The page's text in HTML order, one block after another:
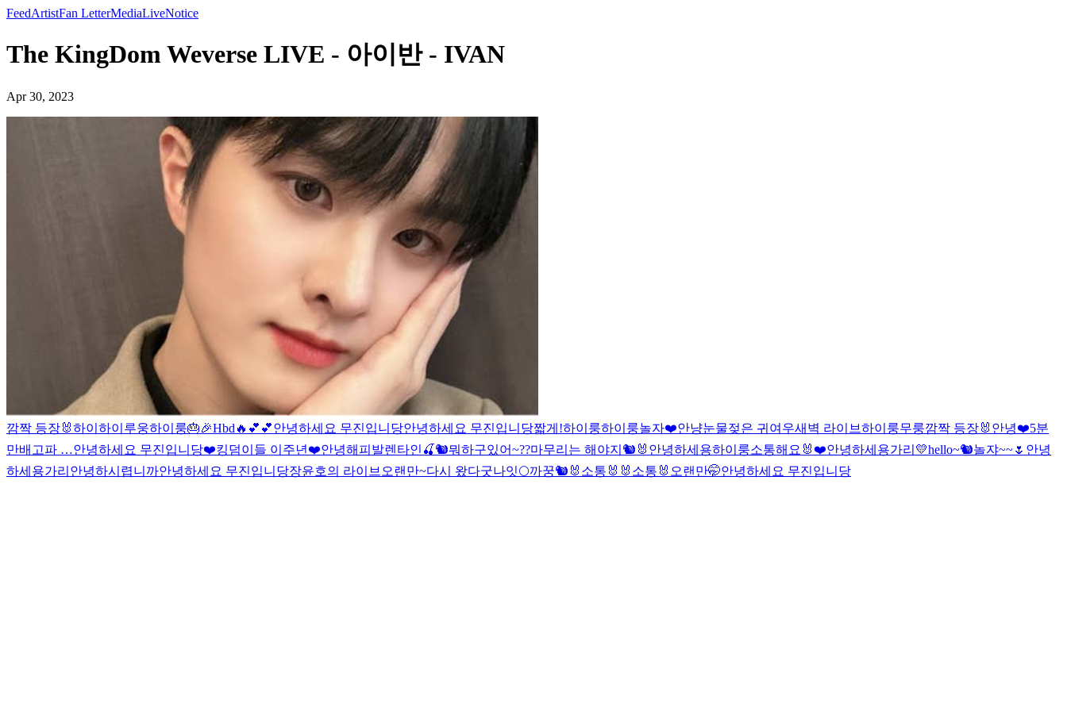
FeedArtistFan LetterMediaLiveNotice
The KingDom Weverse LIVE - 아이반 - IVAN
Apr 30, 2023
깜짝 등장🐰하이 하이루웅하이룽🎂🎉Hbd 🔥 💕 💕안녕하세요 무진입니당안녕하세요 무진입니당짧게!하이룽하이룽놀자❤️안냥눈물젖은 귀여우새벽 라이브하이룽무룽깜짝 등장🐰 안녕❤️5분
만배고파 …안녕하세요 무진입니당❤️킹덤이들 이주년❤️안녕해피발렌타인 🍒🐿뭐하구있어~??마무리는 해야지 🐿🐰 안녕하세용하이룽소통해요🐰❤️안녕하세용가리💛hello~🐿놀쟈~~🌷 안녕
하세용가리 안녕하시렵니까안녕하세요 무진입니당장윤호의 라이브 오랜만~다시 왔다굿나잇🌕까꿍🐿 🐰소통🐰 🐰소통🐰 오랜만🤭안녕하세요 무진입니당